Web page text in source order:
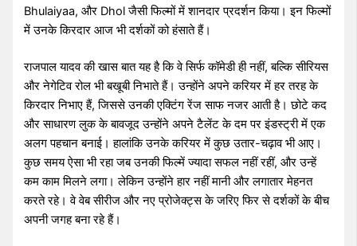
Bhulaiyaa, और Dhol जैसी फिल्मों में शानदार प्रदर्शन किया। इन फिल्मों
में उनके किरदार आज भी दर्शकों को हंसाते हैं।
राजपाल यादव की खास बात यह है कि वे सिर्फ कॉमेडी ही नहीं, बल्कि सीरियस
और नेगेटिव रोल भी बखूबी निभाते हैं। उन्होंने अपने करियर में हर तरह के
किरदार निभाए हैं, जिससे उनकी एक्टिंग रेंज साफ नजर आती है। छोटे कद
और साधारण लुक के बावजूद उन्होंने अपने टैलेंट के दम पर इंडस्ट्री में एक
अलग पहचान बनाई। हालांकि उनके करियर में कुछ उतार-चढ़ाव भी आए।
कुछ समय ऐसा भी रहा जब उनकी फिल्में ज्यादा सफल नहीं रहीं, और उन्हें
कम काम मिलने लगा। लेकिन उन्होंने हार नहीं मानी और लगातार मेहनत
करते रहे। वे वेब सीरीज और नए प्रोजेक्ट्स के जरिए फिर से दर्शकों के बीच
अपनी जगह बना रहे हैं।